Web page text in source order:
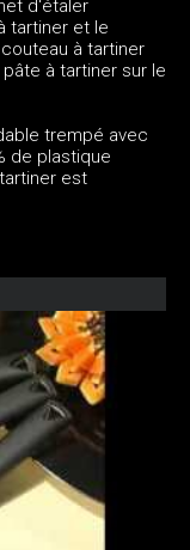
d'étaler
tartiner et le
à tartiner
à tartiner sur le
trempé avec
de plastique
est